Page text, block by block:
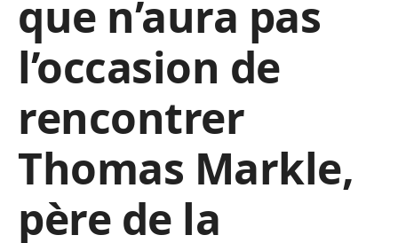
que n’aura pas
l’occasion de
rencontrer
Thomas Markle,
père de la